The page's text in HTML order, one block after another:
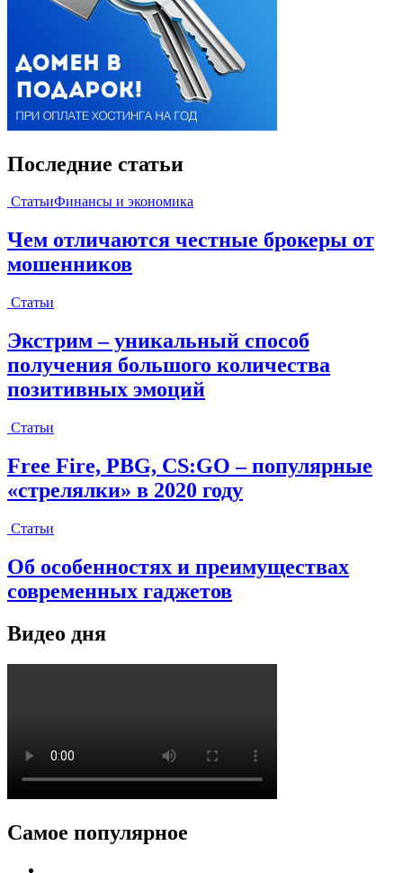
Последние статьи
СтатьиФинансы и экономика
Чем отличаются честные брокеры от
мошенников
Статьи
Экстрим – уникальный способ
получения большого количества
позитивных эмоций
Статьи
Free Fire, PBG, CS:GO – популярные
«стрелялки» в 2020 году
Статьи
Об особенностях и преимуществах
современных гаджетов
Видео дня
Самое популярное